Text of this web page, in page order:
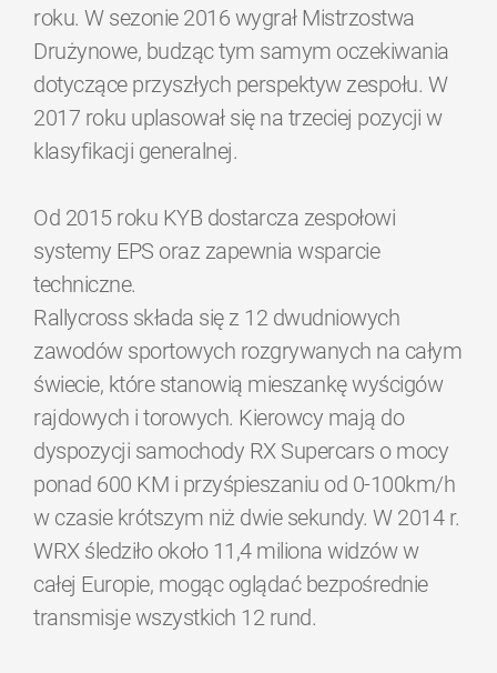
roku. W sezonie 2016 wygrał Mistrzostwa
Drużynowe, budząc tym samym oczekiwania
dotyczące przyszłych perspektyw zespołu. W
2017 roku uplasował się na trzeciej pozycji w
klasyfikacji generalnej.
Od 2015 roku KYB dostarcza zespołowi
systemy EPS oraz zapewnia wsparcie
techniczne.
Rallycross składa się z 12 dwudniowych
zawodów sportowych rozgrywanych na całym
świecie, które stanowią mieszankę wyścigów
rajdowych i torowych. Kierowcy mają do
dyspozycji samochody RX Supercars o mocy
ponad 600 KM i przyśpieszaniu od 0-100km/h
w czasie krótszym niż dwie sekundy. W 2014 r.
WRX śledziło około 11,4 miliona widzów w
całej Europie, mogąc oglądać bezpośrednie
transmisje wszystkich 12 rund.